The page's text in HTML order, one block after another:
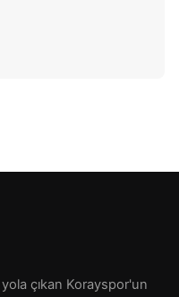
çıkan Korayspor'un